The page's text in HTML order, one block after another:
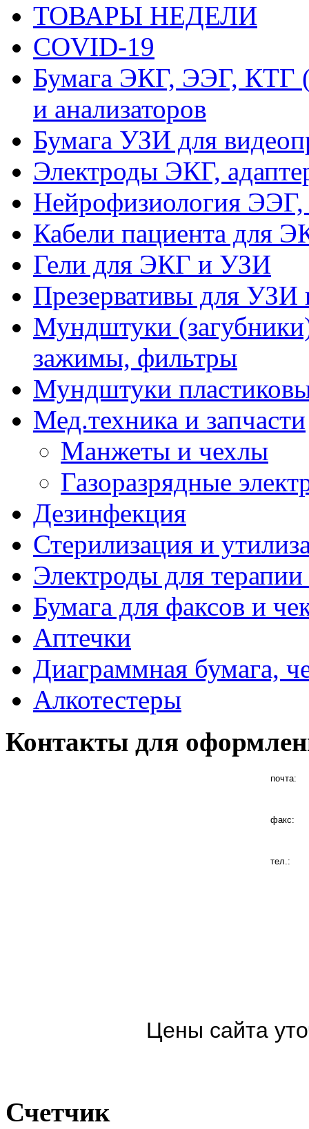
ТОВАРЫ НЕДЕЛИ
COVID-19
Бумага ЭКГ, ЭЭГ, КТГ
и анализаторов
Бумага УЗИ для
Электроды ЭКГ,
Нейрофизиология
Кабели пациента для
Гели для ЭКГ и УЗИ
Презервативы для УЗИ
Мундштуки
зажимы, фильтры
Мундштуки
Мед.техника и запчасти
Манжеты и чехлы
Газоразрядные
Дезинфекция
Стерилизация и
Электроды для
Бумага для факсов и
Аптечки
Диаграммная бумага,
Алкотестеры
Контакты для
почта:
факс:
тел.:
Цены сайта
Счетчик